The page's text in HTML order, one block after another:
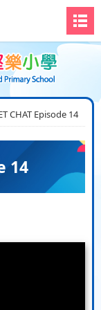
CHAT Episode 14
14